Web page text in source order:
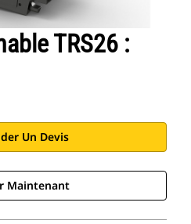
TRS26 :
Un Devis
Maintenant